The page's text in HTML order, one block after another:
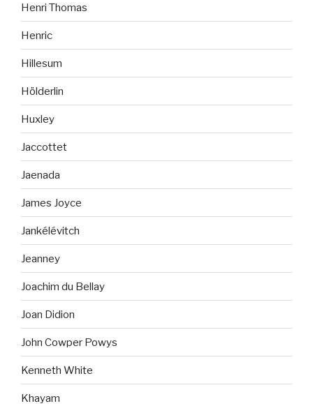
Henri Thomas
Henric
Hillesum
Hölderlin
Huxley
Jaccottet
Jaenada
James Joyce
Jankélévitch
Jeanney
Joachim du Bellay
Joan Didion
John Cowper Powys
Kenneth White
Khayam